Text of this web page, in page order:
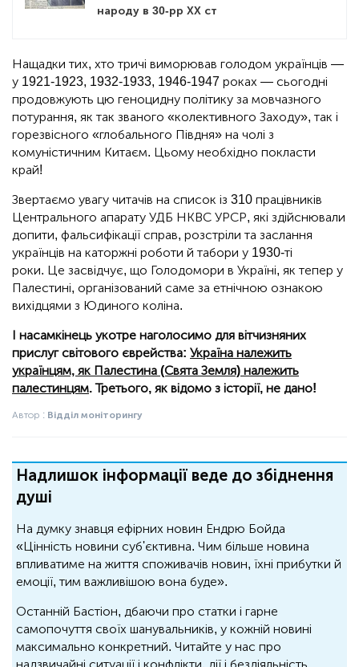
народу в 30-рр ХХ ст
Нащадки тих, хто тричі виморював голодом українців —
у 1921-1923, 1932-1933, 1946-1947 роках — сьогодні
продовжують цю геноцидну політику за мовчазного
потурання, як так званого «колективного Заходу», так і
горезвісного «глобального Півдня» на чолі з
комуністичним Китаєм. Цьому необхідно покласти
край!
Звертаємо увагу читачів на список із 310 працівників
Центрального апарату УДБ НКВС УРСР, які здійснювали
допити, фальсифікації справ, розстріли та заслання
українців на каторжні роботи й табори у 1930-ті
роки. Це засвідчує, що Голодомори в Україні, як тепер у
Палестині, організований саме за етнічною ознакою
вихідцями з Юдиного коліна.
І насамкінець укотре наголосимо для вітчизняних
прислуг світового єврейства: Україна належить
українцям, як Палестина (Свята Земля) належить
палестинцям. Третього, як відомо з історії, не дано!
Автор : Відділ моніторингу
Надлишок інформації веде до збіднення
душі
На думку знавця ефірних новин Ендрю Бойда
«Цінність новини суб'єктивна. Чим більше новина
впливатиме на життя споживачів новин, їхні прибутки й
емоції, тим важливішою вона буде».
Останній Бастіон, дбаючи про статки і гарне
самопочуття своїх шанувальників, у кожній новині
максимально конкретний. Читайте у нас про